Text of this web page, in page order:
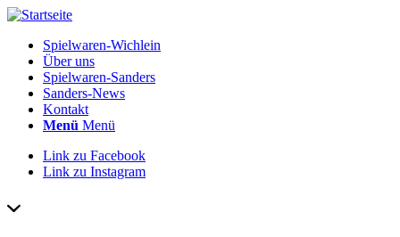
Spielwaren-Wichlein
Über uns
Spielwaren-Sanders
Sanders-News
Kontakt
Menü Menü
Link zu Facebook
Link zu Instagram